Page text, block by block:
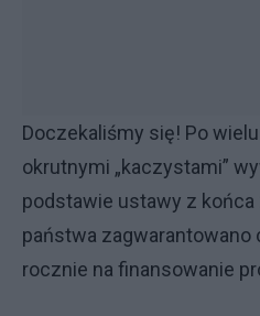
Doczekaliśmy się! Po
okrutnymi „kaczystami”
podstawie ustawy z
państwa zagwarantowano
rocznie na finansowanie